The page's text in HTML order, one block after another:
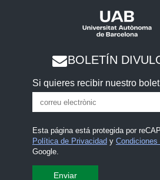
BOLETÍN
Si quieres recibir nuestro
Esta página está protegida por
Política de Privacidad y
Google.